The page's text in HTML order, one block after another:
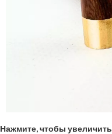
Нажмите, чтобы увеличить